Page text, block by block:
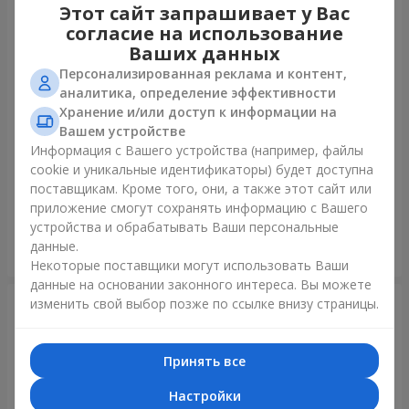
Микс “Нежность” из 21 розы
1 666 грн
Букет "Княгиня Ольга"
2 249 грн
Этот сайт запрашивает у Вас
согласие на использование
Ваших данных
Персонализированная реклама и контент,
аналитика, определение эффективности
Хранение и/или доступ к информации на
Вашем устройстве
Информация с Вашего устройства (например, файлы
cookie и уникальные идентификаторы) будет доступна
поставщикам. Кроме того, они, а также этот сайт или
приложение смогут сохранять информацию с Вашего
устройства и обрабатывать Ваши персональные
данные.
Некоторые поставщики могут использовать Ваши
данные на основании законного интереса. Вы можете
изменить свой выбор позже по ссылке внизу страницы.
Принять все
Настройки